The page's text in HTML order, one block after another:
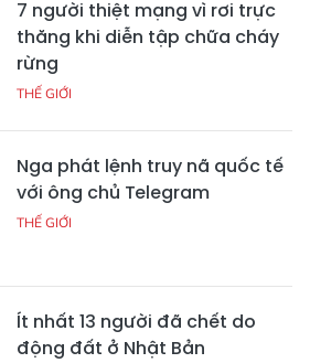
7 người thiệt mạng vì rơi trực
thăng khi diễn tập chữa cháy
rừng
THẾ GIỚI
Nga phát lệnh truy nã quốc tế
với ông chủ Telegram
THẾ GIỚI
Ít nhất 13 người đã chết do
động đất ở Nhật Bản